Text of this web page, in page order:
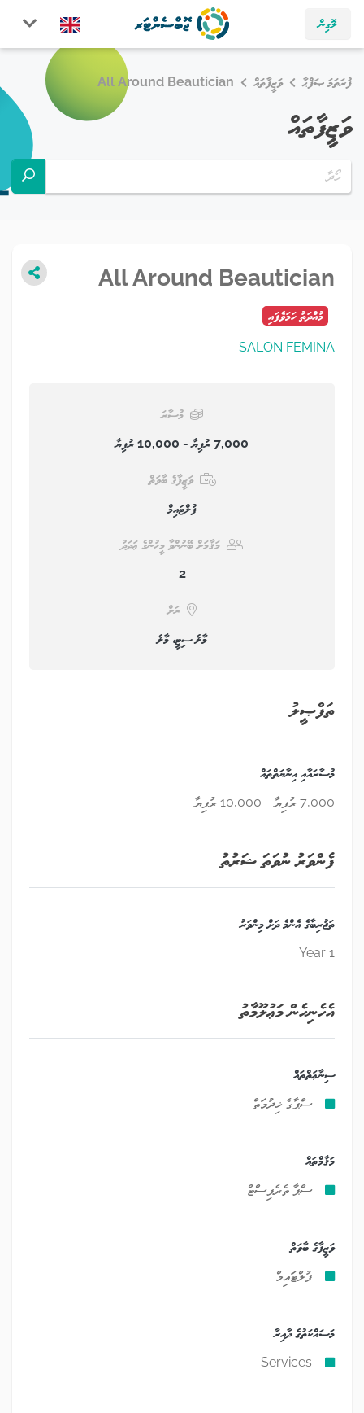
ލޮގިން
ފުރަތަމަ ޞަފްޙާ ވަޒީފާތައް All Around Beautician
ވަޒީފާތައް
All Around Beautician
މުއްދަތު ހަމަވެފައި
SALON FEMINA
މުސާރަ
7,000 ރުފިޔާ - 10,000 ރުފިޔާ
ވަޒީފާގެ ބާވަތް
ފުލްޓައިމް
މަޤާމަށް ބޭނުންވާ މީހުންގެ ޢަދަދު
2
ރަށް
މާލެ ސިޓީ، މާލެ
ތަފްޞީލު
މުސާރައާއި އިނާޔަތްތައް
7,000 ރުފިޔާ - 10,000 ރުފިޔާ
ފެންވަރު ނުވަތަ ޝަރުތު
ތަޖުރިބާގެ އެންމެ ދަށް މިންވަރު
1 Year
އެހެނިހެން މަޢުލޫމާތު
ސިނާޢަތްތައް
ސްޕާގެ ޚިދުމަތް
މަޤާމްތައް
ސްޕާ ތެރެޕިސްޓް
ވަޒީފާގެ ބާވަތް
ފުލްޓައިމް
މަސައްކަތުގެ ދާއިރާ
Services